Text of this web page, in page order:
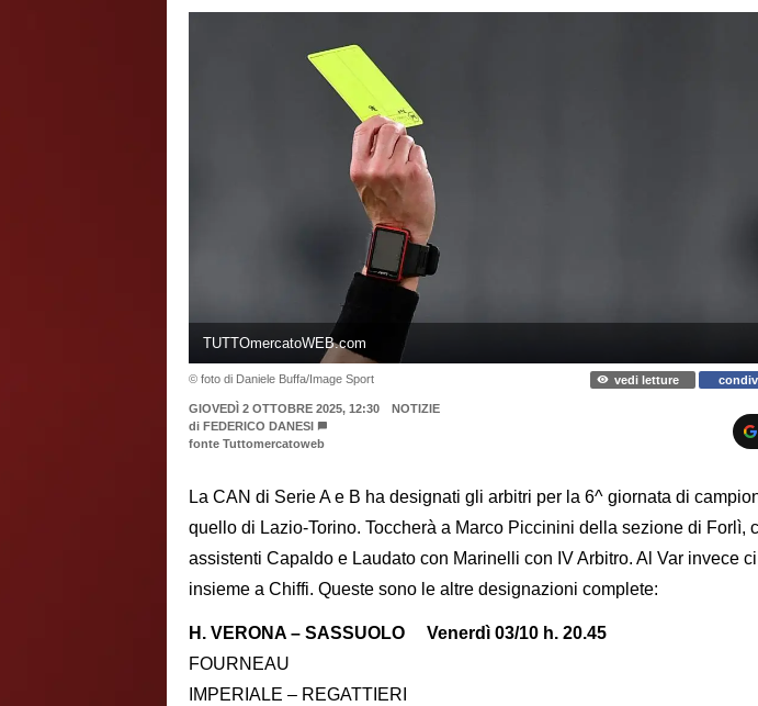
TUTTOmercatoWEB.com
© foto di Daniele Buffa/Image Sport vedi letture
GIOVEDÌ 2 OTTOBRE 2025, 12:30
NOTIZIE
di FEDERICO DANESI
fonte Tuttomercatoweb
La CAN di Serie A e B ha designati gli arbitri per la 6^ giornata di
quello di Lazio-Torino. Toccherà a Marco Piccinini della sezione di Forlì,
assistenti Capaldo e Laudato con Marinelli con IV Arbitro. Al Var invece
insieme a Chiffi. Queste sono le altre designazioni complete:
H. VERONA – SASSUOLO Venerdì 03/10 h. 20.45
FOURNEAU
IMPERIALE – REGATTIERI